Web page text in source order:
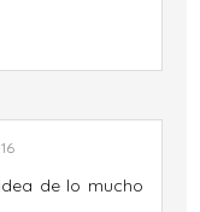
de lo mucho